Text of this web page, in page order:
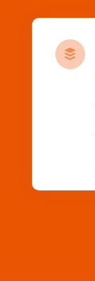
